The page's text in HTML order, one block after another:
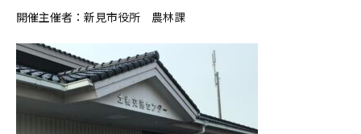
開催主催者：新見市役所 農林課